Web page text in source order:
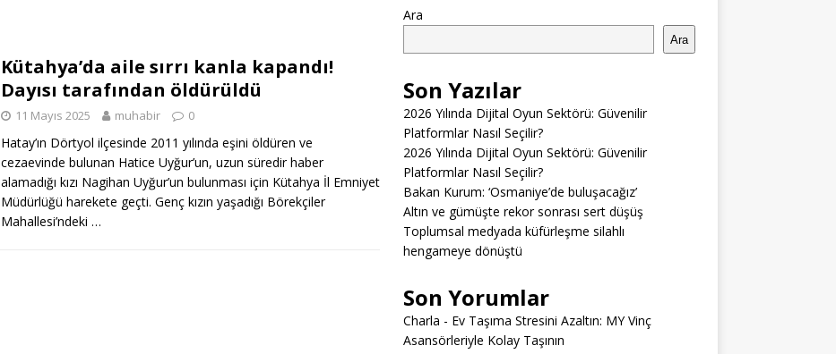
Kütahya’da aile sırrı kanla kapandı!
Dayısı tarafından öldürüldü
11 Mayıs 2025 muhabir 0
Hatay’ın Dörtyol ilçesinde 2011 yılında eşini öldüren ve
cezaevinde bulunan Hatice Uyğur’un, uzun süredir haber
alamadığı kızı Nagihan Uyğur’un bulunması için Kütahya İl Emniyet
Müdürlüğü harekete geçti. Genç kızın yaşadığı Börekçiler
Mahallesi’ndeki …
Ara
Ara
Son Yazılar
2026 Yılında Dijital Oyun Sektörü: Güvenilir
Platformlar Nasıl Seçilir?
2026 Yılında Dijital Oyun Sektörü: Güvenilir
Platformlar Nasıl Seçilir?
Bakan Kurum: ‘Osmaniye’de buluşacağız’
Altın ve gümüşte rekor sonrası sert düşüş
Toplumsal medyada küfürleşme silahlı
hengameye dönüştü
Son Yorumlar
Charla - Ev Taşıma Stresini Azaltın: MY Vinç
Asansörleriyle Kolay Taşının